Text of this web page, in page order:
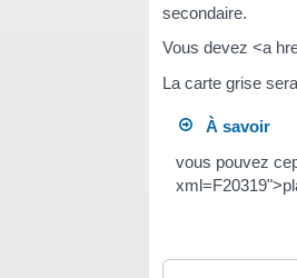
secondaire.
Vous devez <a
La carte grise
À savoir
vous pouvez